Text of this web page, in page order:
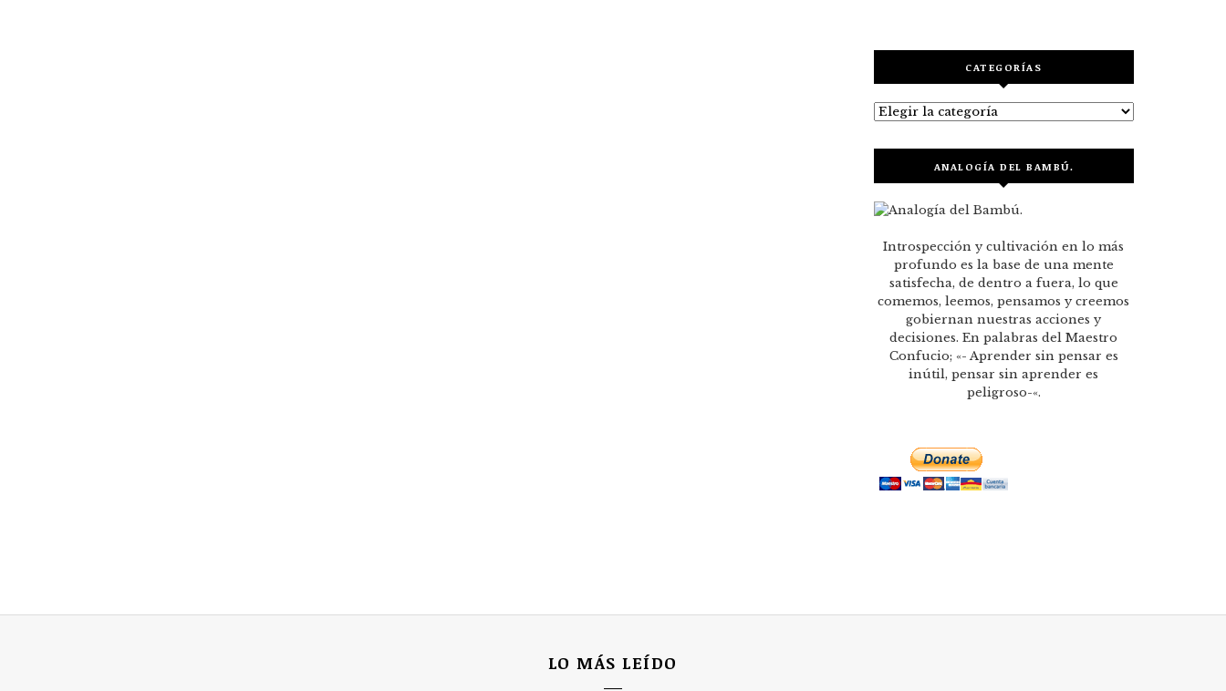
CATEGORÍAS
Categorías
ANALOGÍA DEL BAMBÚ.
Introspección y cultivación en lo más
profundo es la base de una mente
satisfecha, de dentro a fuera, lo que
comemos, leemos, pensamos y creemos
gobiernan nuestras acciones y
decisiones. En palabras del Maestro
Confucio; «- Aprender sin pensar es
inútil, pensar sin aprender es
peligroso-«.
LO MÁS LEÍDO